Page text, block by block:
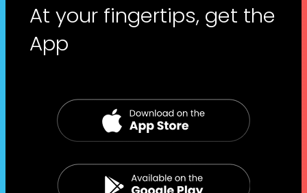
At your fingertips, get the
App